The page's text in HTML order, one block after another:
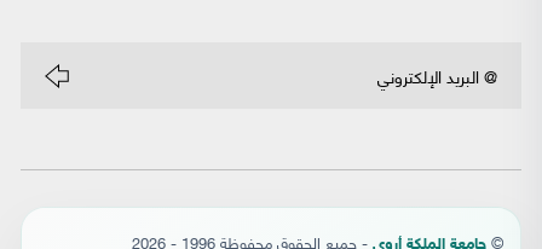
© - جميع الحقوق محفوظة 1996 - 2026